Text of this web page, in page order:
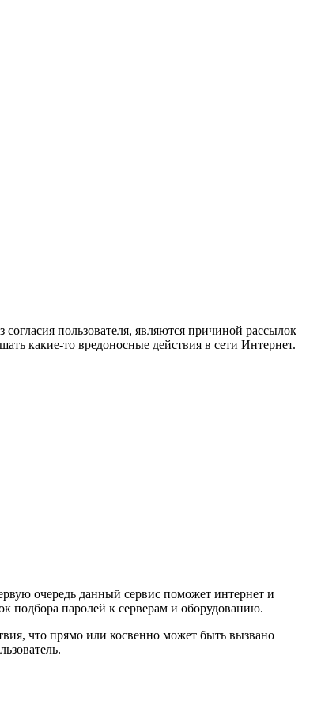
пользователя, являются причиной рассылок
какие-то вредоносные действия в сети Интернет.
очередь данный сервис поможет интернет и
подбора паролей к серверам и оборудованию.
что прямо или косвенно может быть вызвано